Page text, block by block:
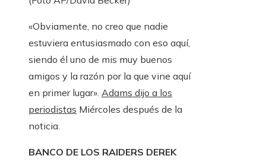
«Obviamente, no creo que nadie
estuviera entusiasmado con eso aquí,
siendo él uno de mis muy buenos
amigos y la razón por la que vine aquí
en primer lugar». Adams dijo a los
periodistas Miércoles después de la
noticia.
BANCO DE LOS RAIDERS DEREK